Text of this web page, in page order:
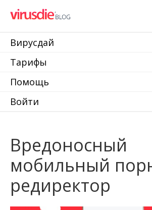
Вирусдай
Тарифы
Помощь
Войти
Вредоносный
мобильный
редиректор